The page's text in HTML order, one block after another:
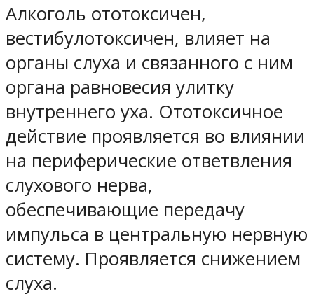
Алкоголь ототоксичен,
вестибулотоксичен, влияет на
органы слуха и связанного с ним
органа равновесия улитку
внутреннего уха. Ототоксичное
действие проявляется во влиянии
на периферические ответвления
слухового нерва,
обеспечивающие передачу
импульса в центральную нервную
систему. Проявляется снижением
слуха.